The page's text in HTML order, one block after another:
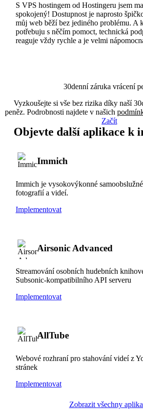
S VPS hostingem od Hostingeru jsem
spokojený! Dostupnost je naprosto
můj web běží bez jediného problému. A
potřebuju s něčím pomoct, technická
reaguje vždy rychle a je velmi
30denní záruka vrácení
Vyzkoušejte si vše bez rizika díky naší
peněz. Podrobnosti najdete v našich
Začít
Objevte další aplikace k
Immich
Immich je vysokovýkonné
fotografií a videí.
Implementovat
Airsonic Advanced
Streamování osobních hudebních
Subsonic-kompatibilního API serveru
Implementovat
AllTube
Webové rozhraní pro stahování videí z
stránek
Implementovat
Zobrazit všechny